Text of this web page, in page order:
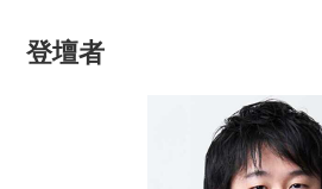
登壇者